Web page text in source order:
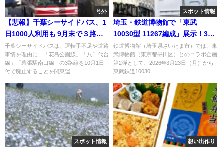
号外
【悲報】千葉シーサイドバス、1
日1000人利用も 9月末で３路線
廃止へ！
千葉シーサイドバスは、運転手不足や道路
事情を理由に、「花島公園線」「八千代台
線」「幕張駅南口線」の3路線を10月1日
付で廃止することを関東運...
スポット情報
埼玉・鉄道博物館で「東武
10030型 11267編成」展示！3月
23日～
鉄道博物館（埼玉県さいたま市）では、東
武博物館（東京都墨田区）とのコラボ企画
第2弾として、2026年3月23日（月）から
東武鉄道10030...
スポット情報 想い出作り